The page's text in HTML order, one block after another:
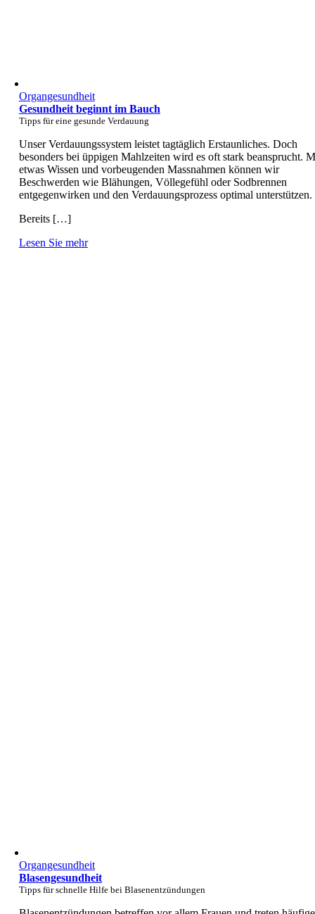
Organgesundheit
Gesundheit beginnt im Bauch
Tipps für eine gesunde Verdauung
Unser Verdauungssystem leistet tagtäglich Erstaunliches. Doch
besonders bei üppigen Mahlzeiten wird es oft stark beansprucht.
etwas Wissen und vorbeugenden Massnahmen können wir
Beschwerden wie Blähungen, Völlegefühl oder Sodbrennen
entgegenwirken und den Verdauungsprozess optimal unterstützen.
Bereits […]
Lesen Sie mehr
Organgesundheit
Blasengesundheit
Tipps für schnelle Hilfe bei Blasenentzündungen